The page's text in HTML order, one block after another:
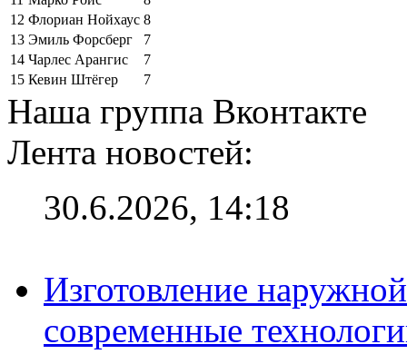
12 Флориан Нойхаус 8
13 Эмиль Форсберг
7
14 Чарлес Арангис
7
15 Кевин Штёгер 7
Наша группа Вконтакте
Лента новостей:
30.6.2026, 14:18
Изготовление
современные